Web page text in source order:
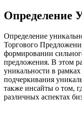
Определение
Определение
Торгового
формировании
предложения. В этом
уникальности в
подчеркивания
также инсайты о том,
различных аспектах